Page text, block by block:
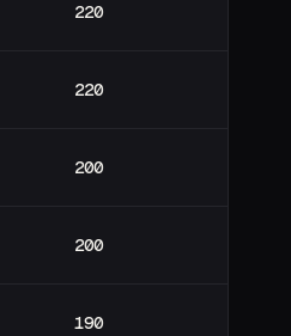
220
220
200
200
190